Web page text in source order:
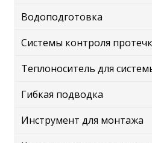
Водоподготовка
Системы контроля
Теплоноситель для
Гибкая подводка
Инструмент для монтажа